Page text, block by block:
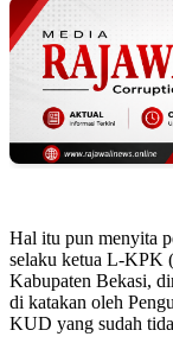
Hal itu pun menyita
selaku ketua L-KPK
Kabupaten Bekasi,
di katakan oleh
KUD yang sudah